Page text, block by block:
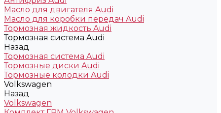
Масло для двигателя Audi
Масло для коробки передач Audi
Тормозная жидкость Audi
Тормозная система Audi
Назад
Тормозная система Audi
Тормозные диски Audi
Тормозные колодки Audi
Volkswagen
Назад
Volkswagen